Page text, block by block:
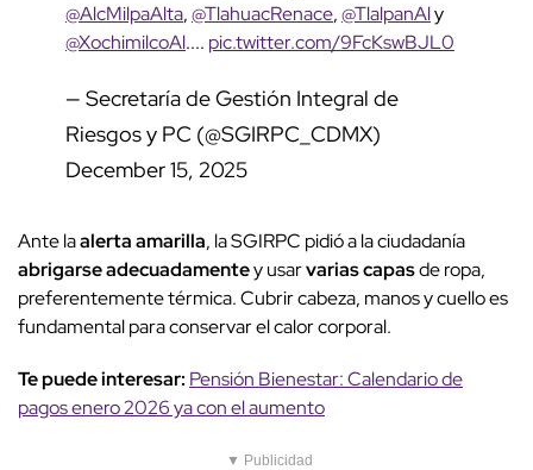
@AlcMilpaAlta,@TlahuacRenace,@TlalpanAly
@XochimilcoAl.... pic.twitter.com/9FcKswBJL0
— Secretaría de Gestión Integral de
Riesgos y PC (@SGIRPC_CDMX)
December 15, 2025
Ante laalerta amarilla, la SGIRPC pidió a la ciudadanía
abrigarse adecuadamentey usarvarias capasde ropa,
preferentemente térmica. Cubrir cabeza, manos y cuello es
fundamental para conservar el calor corporal.
Te puede interesar: Pensión Bienestar: Calendario de
pagos enero 2026 ya con el aumento
▼ Publicidad